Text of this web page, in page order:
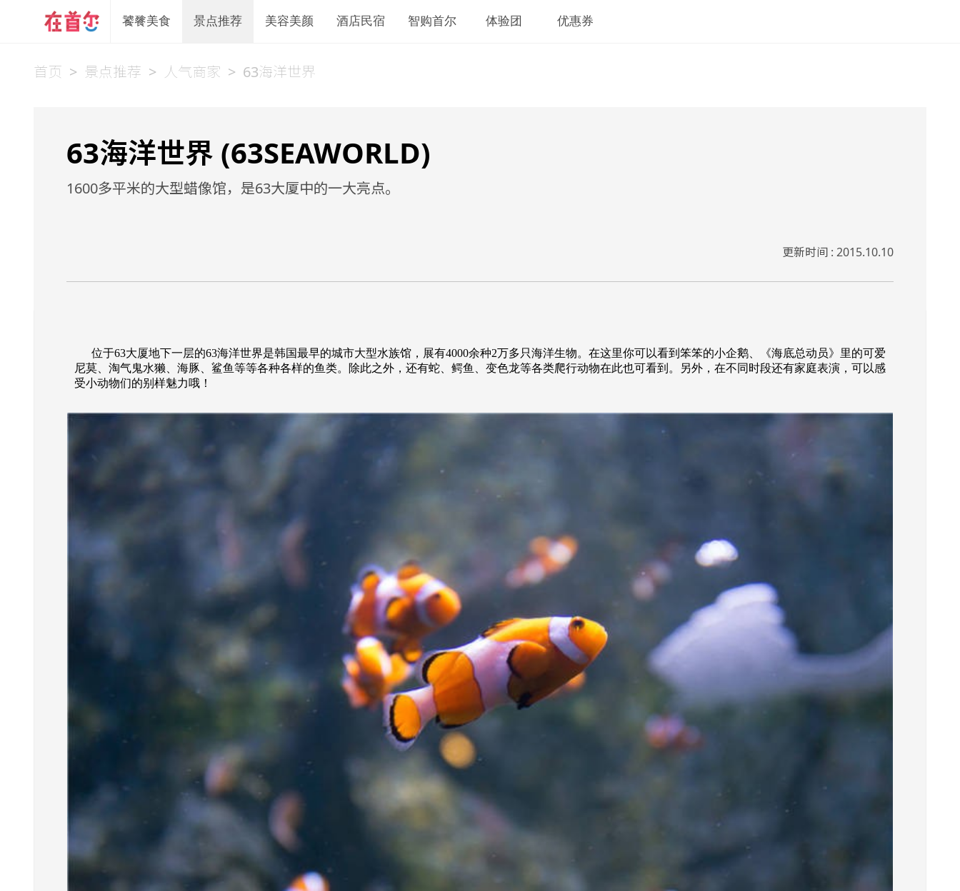
饕餮美食 景点推荐 美容美颜 酒店民宿 智购首尔 体验团 优惠券
首页 > 景点推荐 > 人气商家 > 63海洋世界
63海洋世界 (63SEAWORLD)
1600多平米的大型蜡像馆，是63大厦中的一大亮点。
更新时间 : 2015.10.10
位于63大厦地下一层的63海洋世界是韩国最早的城市大型水族馆，展有4000余种2万多只海洋生物。在这里你可以看到笨笨的小企鹅、《海底总动员》里的可爱
尼莫、淘气鬼水獭、海豚、鲨鱼等等各种各样的鱼类。除此之外，还有蛇、鳄鱼、变色龙等各类爬行动物在此也可看到。另外，在不同时段还有家庭表演，可以感
受小动物们的别样魅力哦！